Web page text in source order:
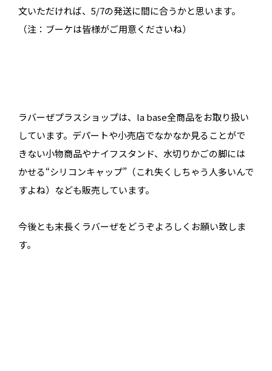
文いただければ、5/7の発送に間に合うかと思います。
（注：ブーケは皆様がご用意くださいね）
ラバーぜプラスショップは、la base全商品をお取り扱い
しています。デパートや小売店でなかなか見ることがで
きない小物商品やナイフスタンド、水切りかごの脚には
かせる“シリコンキャップ”（これ失くしちゃう人多いんで
すよね）なども販売しています。
今後とも末長くラバーぜをどうぞよろしくお願い致しま
す。